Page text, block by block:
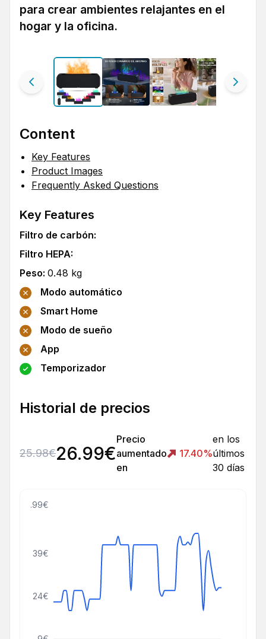
para crear ambientes relajantes en el
hogar y la oficina.
Content
Key Features
Product Images
Frequently Asked Questions
Key Features
Filtro de carbón:
Filtro HEPA:
Peso: 0.48 kg
Modo automático
Smart Home
Modo de sueño
App
Temporizador
Historial de precios
25.98€26.99€
Precio
aumentado
en
17.40%
en los
últimos
30 días
24€
39€
55.99€